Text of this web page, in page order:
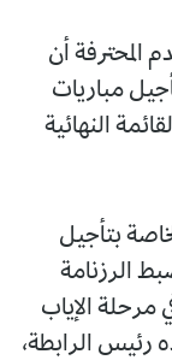
المحترفة أن
مباريات
3 لاعبين في القائمة النهائية
بتأجيل
الرزنامة
مرحلة الإياب
رئيس الرابطة،